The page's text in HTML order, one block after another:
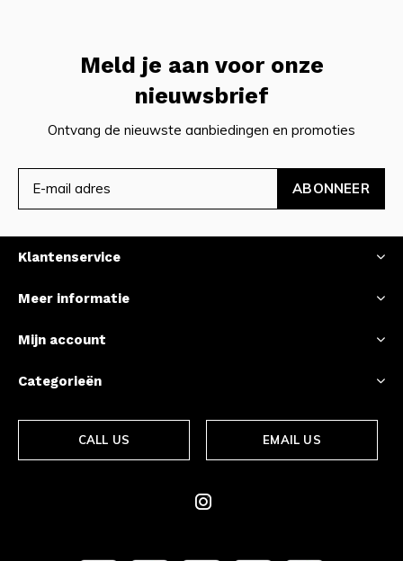
Meld je aan voor onze
nieuwsbrief
Ontvang de nieuwste aanbiedingen en promoties
ABONNEER
Klantenservice
Meer informatie
Mijn account
Categorieën
CALL US EMAIL US